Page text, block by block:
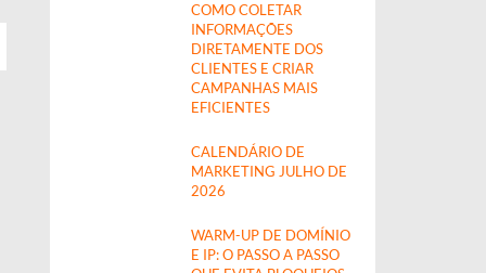
COMO COLETAR
INFORMAÇÕES
DIRETAMENTE DOS
CLIENTES E CRIAR
CAMPANHAS MAIS
EFICIENTES
CALENDÁRIO DE
MARKETING JULHO DE
2026
WARM-UP DE DOMÍNIO
E IP: O PASSO A PASSO